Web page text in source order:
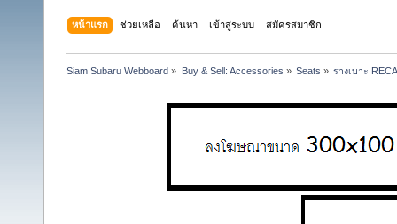
หน้าแรก ช่วยเหลือ ค้นหา เข้าสู่ระบบ สมัครสมาชิก
Siam Subaru Webboard » Buy & Sell: Accessories » Seats » รางเบาะ